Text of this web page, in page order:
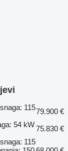
11579.900 €
54 kW75.830 €
115